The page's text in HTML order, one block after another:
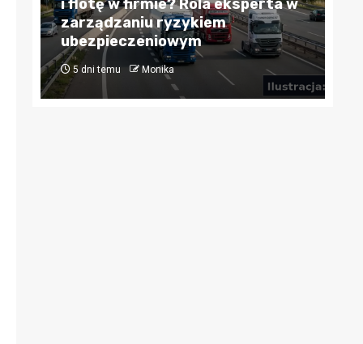
flotę w firmie? Rola eksperta w
ryzykiem
5 dni temu Monika
Kredyty
4 tygodnie